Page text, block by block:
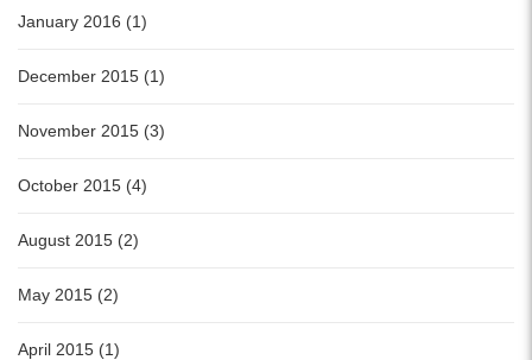
January 2016 (1)
December 2015 (1)
November 2015 (3)
October 2015 (4)
August 2015 (2)
May 2015 (2)
April 2015 (1)